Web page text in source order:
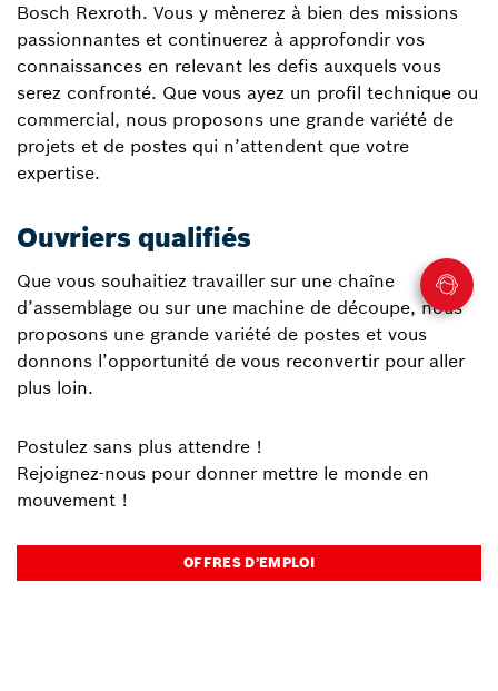
Bosch Rexroth. Vous y mènerez à bien des missions
passionnantes et continuerez à approfondir vos
connaissances en relevant les defis auxquels vous
serez confronté. Que vous ayez un profil technique ou
commercial, nous proposons une grande variété de
projets et de postes qui n’attendent que votre
expertise.
Ouvriers qualifiés
Que vous souhaitiez travailler sur une chaîne
d’assemblage ou sur une machine de découpe, nous
proposons une grande variété de postes et vous
donnons l’opportunité de vous reconvertir pour aller
plus loin.
Postulez sans plus attendre !
Rejoignez-nous pour donner mettre le monde en
mouvement !
OFFRES D’EMPLOI